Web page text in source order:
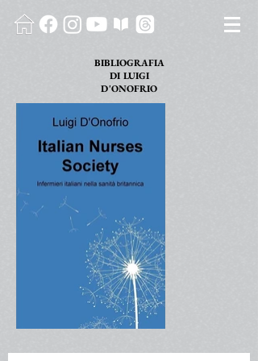
BIBLIOGRAFIA
DI LUIGI
D'ONOFRIO